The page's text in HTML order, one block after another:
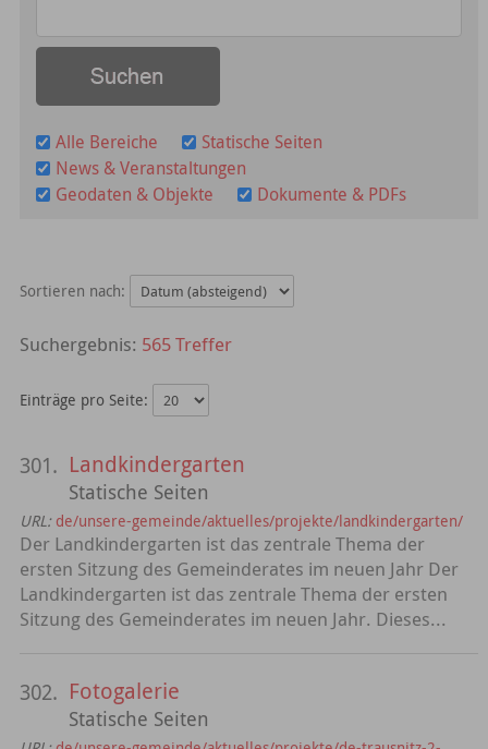
Alle Bereiche
Statische Seiten
News & Veranstaltungen
Geodaten & Objekte
Dokumente & PDFs
Sortieren nach:
565 Treffer
Einträge pro Seite:
301. Landkindergarten
Statische Seiten
URL: de/unsere-gemeinde/aktuelles/projekte/landkindergarten/
Der Landkindergarten ist das zentrale Thema der
ersten Sitzung des Gemeinderates im neuen Jahr Der
Landkindergarten ist das zentrale Thema der ersten
Sitzung des Gemeinderates im neuen Jahr. Dieses...
302. Fotogalerie
Statische Seiten